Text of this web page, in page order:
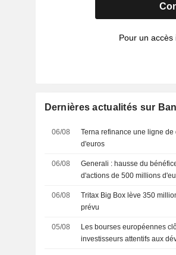
Pour un
Dernières actualités sur
06/08
Terna refinance une ligne
d'euros
06/08
Generali : hausse du
d'actions de 500 millions
06/08
Tritax Big Box lève 350
prévu
05/08
Les bourses européennes
investisseurs attentifs aux